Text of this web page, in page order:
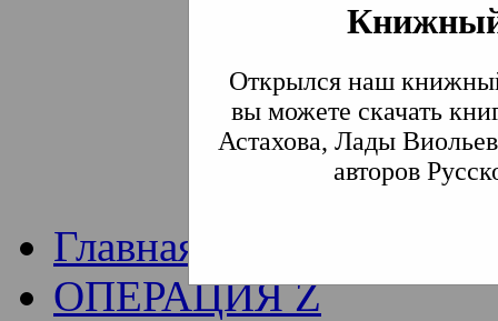
Открылся наш
вы можете скачать
Астахова, Лады
авторов
Институт
Традиции СВА
Главная
ОПЕРАЦИЯ Z